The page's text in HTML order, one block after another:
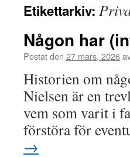
Etikettarkiv:
Någon har
Postat den 27 mars, 2026
Historien om
Nielsen är en
vem som varit i
förstöra för
→